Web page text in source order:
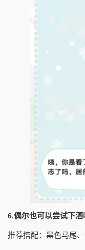
6.偶尔也可以尝试下酒
推荐搭配：黑色马尾